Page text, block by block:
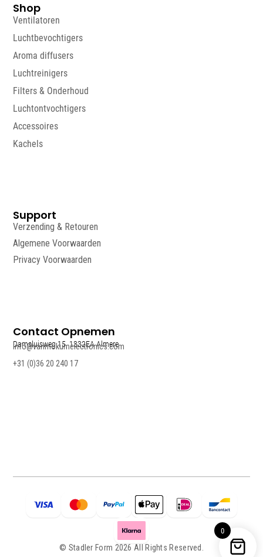
0
Shop
Ventilatoren
Luchtbevochtigers
Aroma diffusers
Luchtreinigers
Filters & Onderhoud
Luchtontvochtigers
Accessoires
Kachels
Support
Verzending & Retouren
Algemene Voorwaarden
Privacy Voorwaarden
Contact Opnemen
Damsluisweg 15, 1332EA Almere
info@vanmokumelectronics.com
+31 (0)36 20 240 17
© Stadler Form 2026 All Rights Reserved.